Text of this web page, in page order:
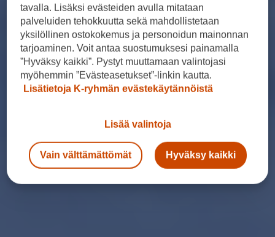
tavalla. Lisäksi evästeiden avulla mitataan
palveluiden tehokkuutta sekä mahdollistetaan
yksilöllinen ostokokemus ja personoidun mainonnan
tarjoaminen. Voit antaa suostumuksesi painamalla
”Hyväksy kaikki”. Pystyt muuttamaan valintojasi
myöhemmin ”Evästeasetukset”-linkin kautta.
Lisätietoja K-ryhmän evästekäytännöistä
Lisää valintoja
Vain välttämättömät Hyväksy kaikki